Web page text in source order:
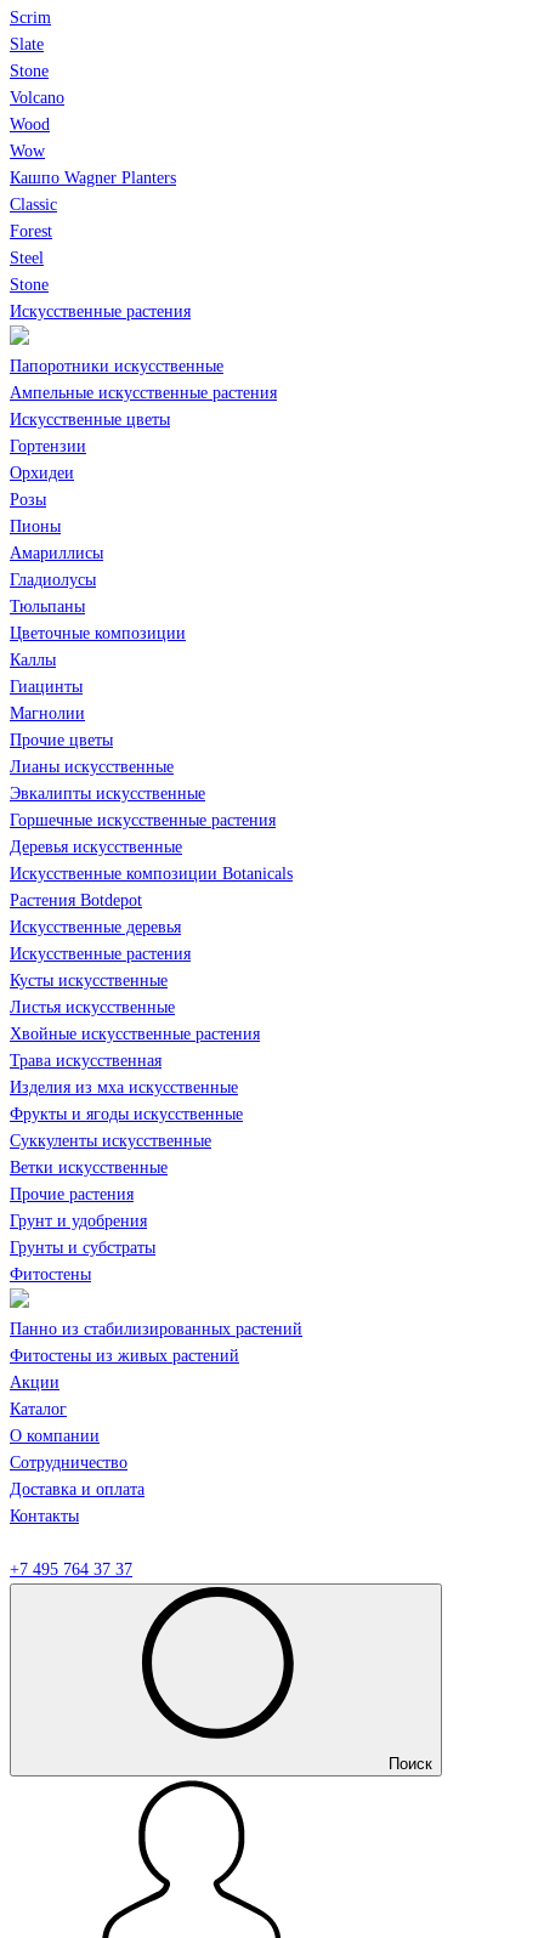
Scrim
Slate
Stone
Volcano
Wood
Wow
Кашпо Wagner Planters
Classic
Forest
Steel
Stone
Искусственные растения
Папоротники искусственные
Ампельные искусственные растения
Искусственные цветы
Гортензии
Орхидеи
Розы
Пионы
Амариллисы
Гладиолусы
Тюльпаны
Цветочные композиции
Каллы
Гиацинты
Магнолии
Прочие цветы
Лианы искусственные
Эвкалипты искусственные
Горшечные искусственные растения
Деревья искусственные
Искусственные композиции Botanicals
Растения Botdepot
Искусственные деревья
Искусственные растения
Кусты искусственные
Листья искусственные
Хвойные искусственные растения
Трава искусственная
Изделия из мха искусственные
Фрукты и ягоды искусственные
Суккуленты искусственные
Ветки искусственные
Прочие растения
Грунт и удобрения
Грунты и субстраты
Фитостены
Панно из стабилизированных растений
Фитостены из живых растений
Акции
Каталог
О компании
Сотрудничество
Доставка и оплата
Контакты
+7 495 764 37 37
Поиск